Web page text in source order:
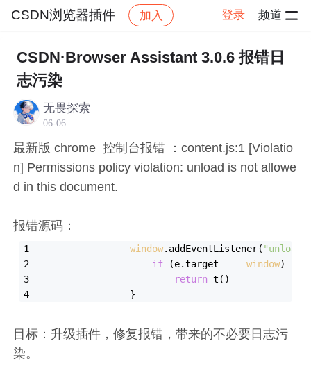
CSDN浏览器插件 加入 登录 频道
社区 CSDN浏览器插件 ☏ 互动/吐槽 帖子详情
CSDN·Browser Assistant 3.0.6 报错日
志污染
无畏探索
06-06
最新版 chrome 控制台报错 ：content.js:1 [Violatio
n] Permissions policy violation: unload is not allowe
d in this document.
报错源码：
window.addEventListener( "unload"
if (e.target === window)
return t()
                }
目标：升级插件，修复报错，带来的不必要日志污
染。